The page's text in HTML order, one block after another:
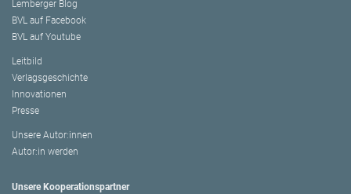
Lemberger Blog
BVL auf Facebook
BVL auf Youtube
Leitbild
Verlagsgeschichte
Innovationen
Presse
Unsere Autor:innen
Autor:in werden
Unsere Kooperationspartner